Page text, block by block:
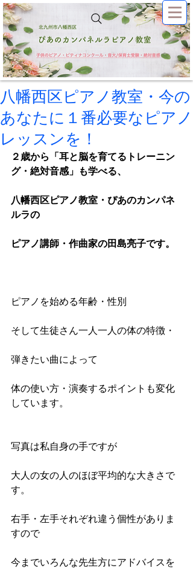
八幡西区ピアノ教室・今の
あなたに１番必要なピアノ
レッスンを！
２歳から「耳と脳を育てるトレーニン
グ・絶対音感」も学べる、
八幡西区ピアノ教室・ぴあのカンパネ
ルラの
ピアノ講師・作曲家の田島亮子です。
ピアノを始める年齢・性別
そして生徒さん一人一人の体の特徴・
弾きたい曲によって
体の使い方・演奏するポイントも変化
しています。
写真は私自身の手ですが
大人の女の人のほぼ平均的な大きさで
す。
右手・左手それぞれ違う個性がありま
すので
今までいろんな先生方にアドバイスを